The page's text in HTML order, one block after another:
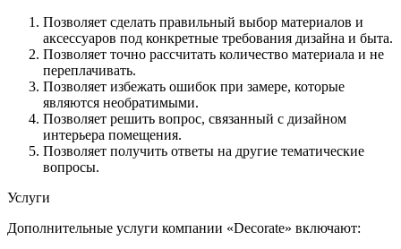
Позволяет сделать правильный выбор материалов и
аксессуаров под конкретные требования дизайна и быта.
Позволяет точно рассчитать количество материала и не
переплачивать.
Позволяет избежать ошибок при замере, которые
являются необратимыми.
Позволяет решить вопрос, связанный с дизайном
интерьера помещения.
Позволяет получить ответы на другие тематические
вопросы.
Услуги
Дополнительные услуги компании «Decorate» включают: